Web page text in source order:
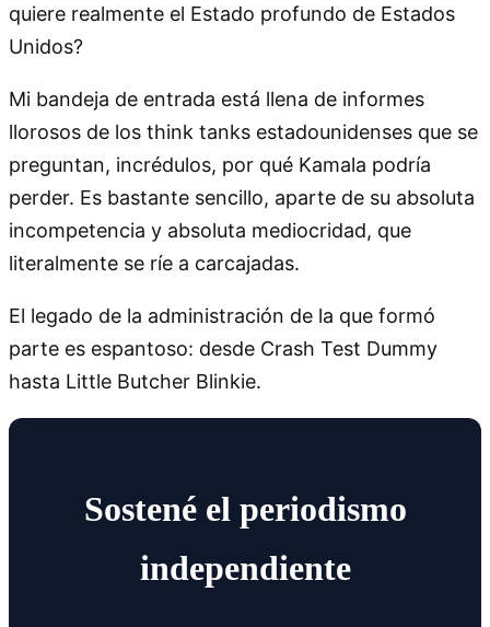
quiere realmente el Estado profundo de Estados
Unidos?
Mi bandeja de entrada está llena de informes
llorosos de los think tanks estadounidenses que se
preguntan, incrédulos, por qué Kamala podría
perder. Es bastante sencillo, aparte de su absoluta
incompetencia y absoluta mediocridad, que
literalmente se ríe a carcajadas.
El legado de la administración de la que formó
parte es espantoso: desde Crash Test Dummy
hasta Little Butcher Blinkie.
Sostené el periodismo
independiente